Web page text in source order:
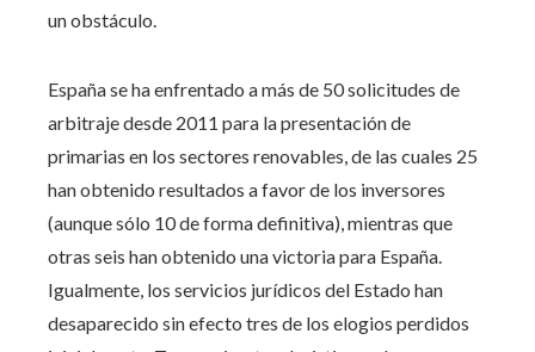
un obstáculo.
España se ha enfrentado a más de 50 solicitudes de
arbitraje desde 2011 para la presentación de
primarias en los sectores renovables, de las cuales 25
han obtenido resultados a favor de los inversores
(aunque sólo 10 de forma definitiva), mientras que
otras seis han obtenido una victoria para España.
Igualmente, los servicios jurídicos del Estado han
desaparecido sin efecto tres de los elogios perdidos